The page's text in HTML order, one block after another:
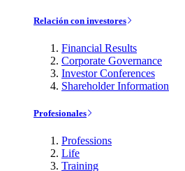
Relación con investores
Financial Results
Corporate Governance
Investor Conferences
Shareholder Information
Profesionales
Professions
Life
Training